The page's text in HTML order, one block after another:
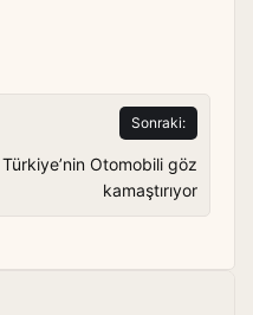
Sonraki:
Türkiye’nin Otomobili göz
kamaştırıyor